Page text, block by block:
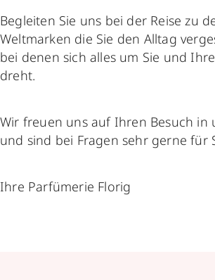
Begleiten Sie uns bei der Reise zu
Weltmarken die Sie den Alltag
bei denen sich alles um Sie und
dreht.
Wir freuen uns auf Ihren Besuch in
und sind bei Fragen sehr gerne für
Ihre Parfümerie Florig